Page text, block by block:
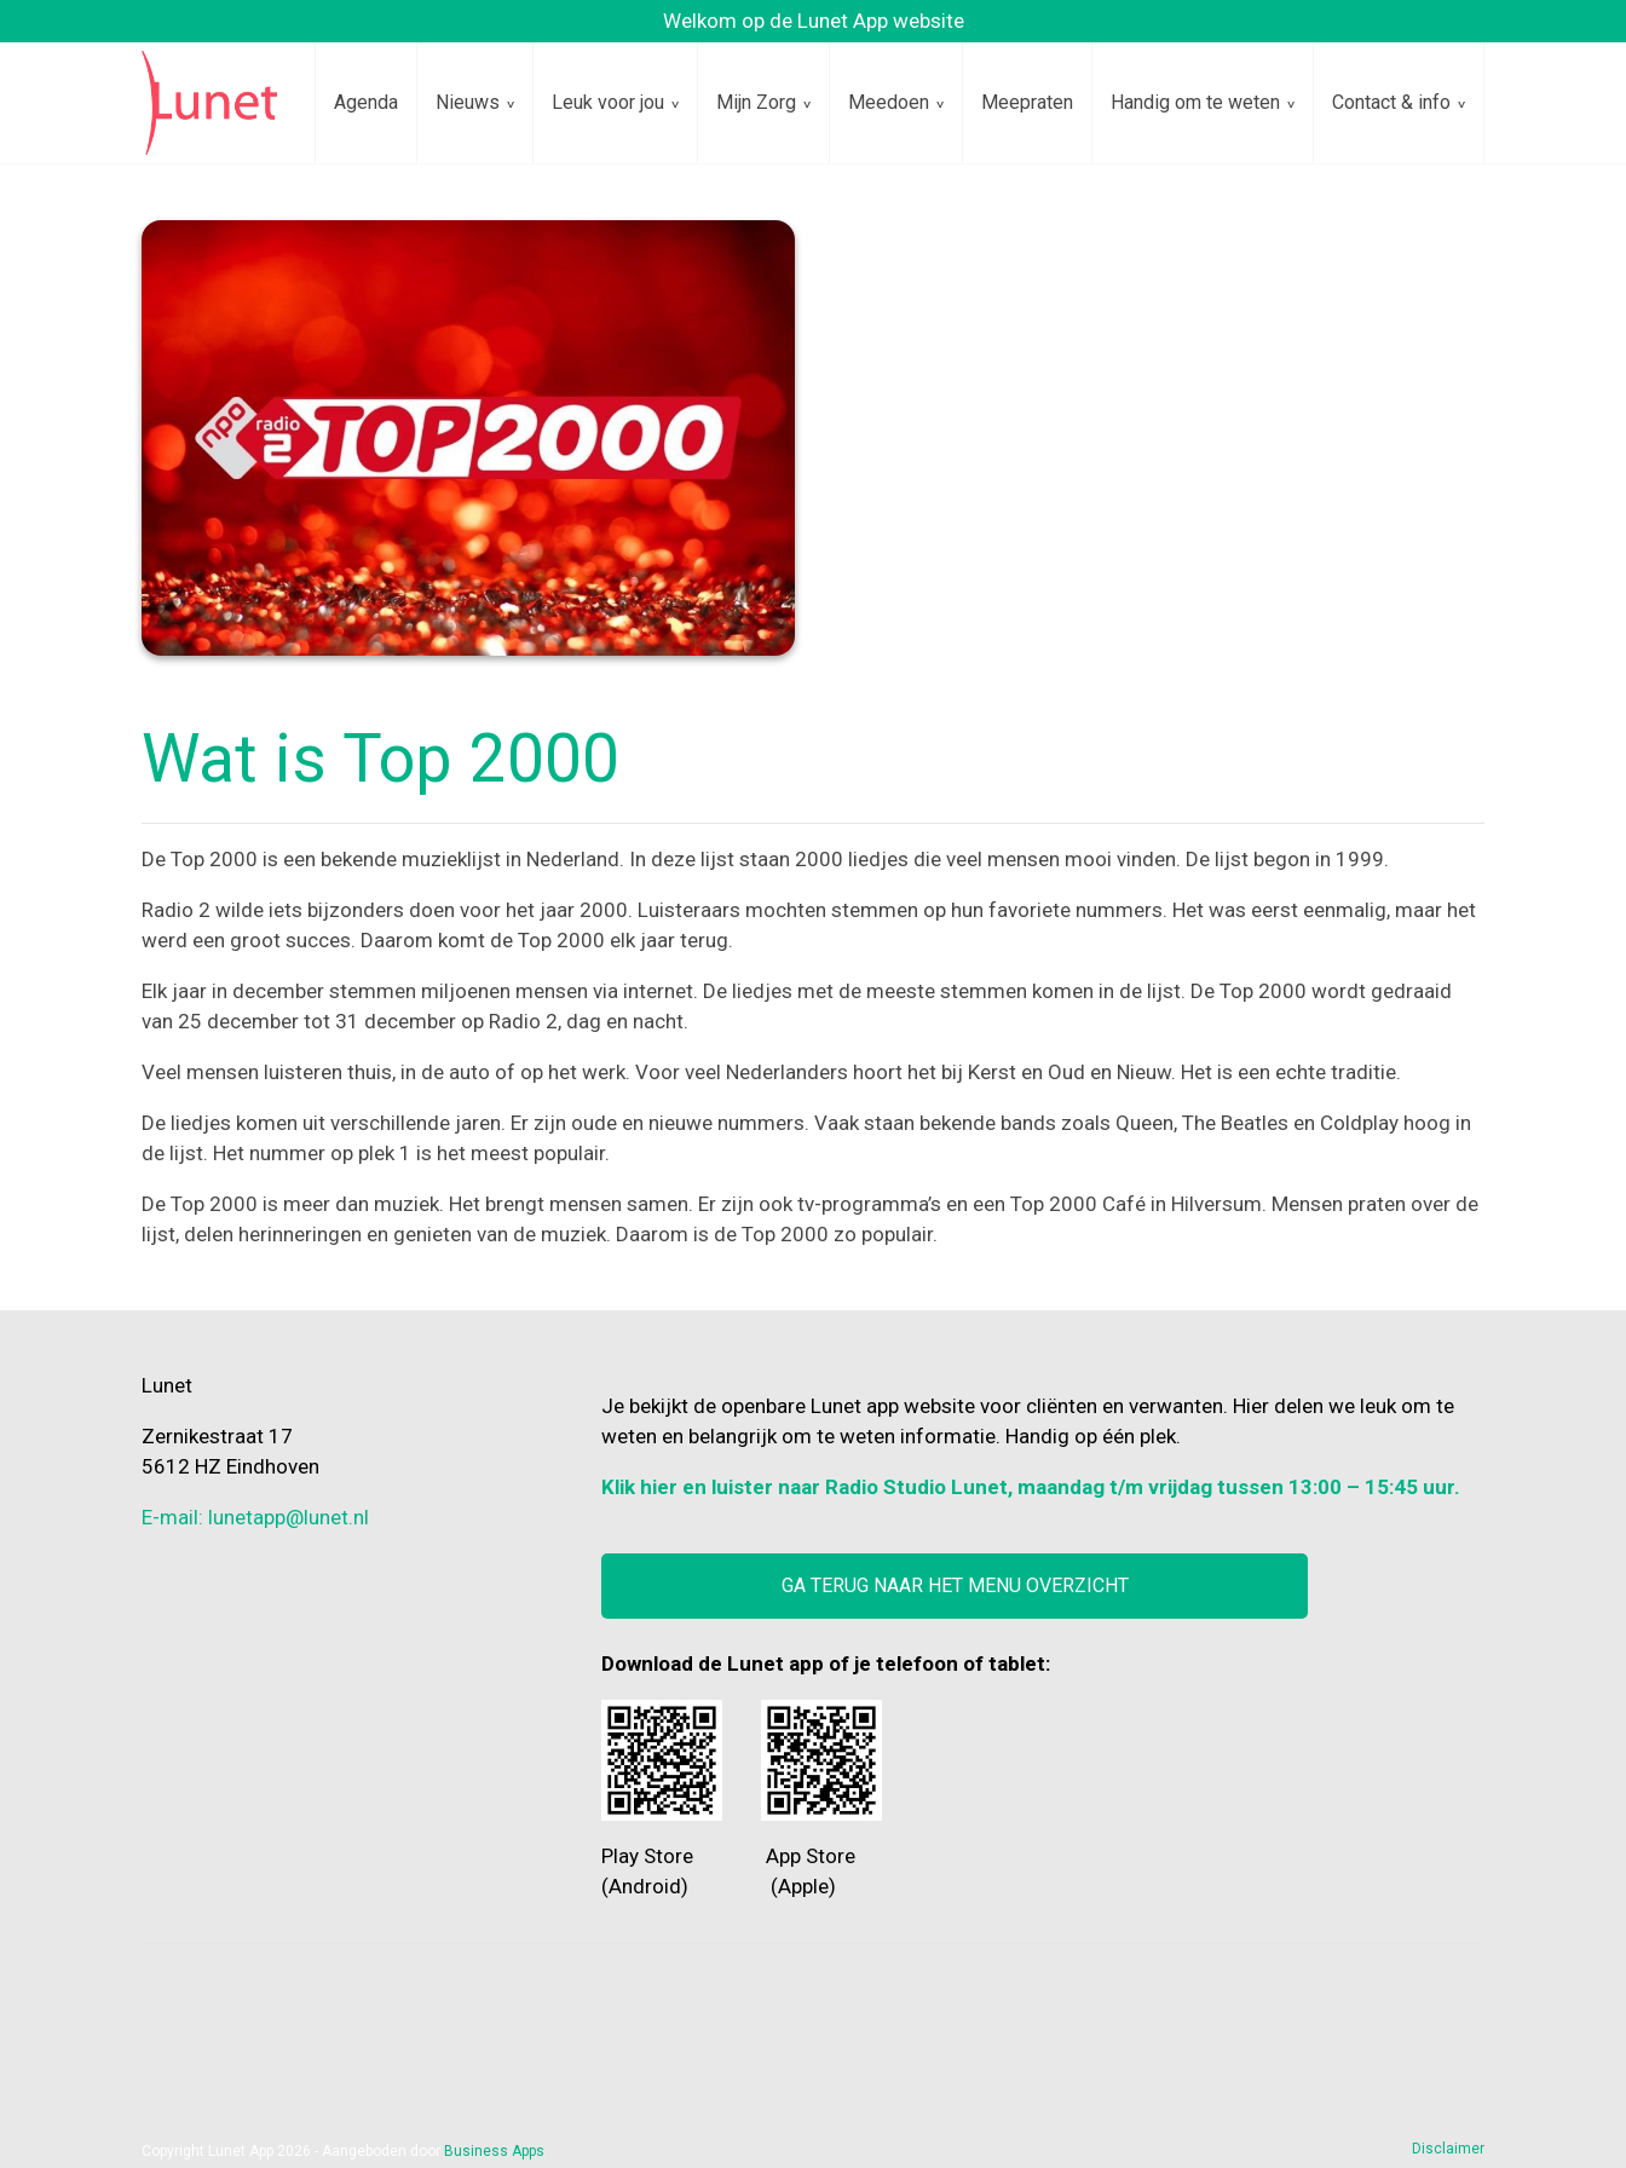
Welkom op de Lunet App website
Agenda Nieuws Leuk voor jou Mijn Zorg Meedoen Meepraten Handig om te weten Contact & info
Lees voor
Wat is Top 2000
De Top 2000 is een bekende muzieklijst in Nederland. In deze lijst staan 2000 liedjes die veel mensen mooi vinden. De lijst begon in 1999.
Radio 2 wilde iets bijzonders doen voor het jaar 2000. Luisteraars mochten stemmen op hun favoriete nummers. Het was eerst eenmalig, maar het
werd een groot succes. Daarom komt de Top 2000 elk jaar terug.
Elk jaar in december stemmen miljoenen mensen via internet. De liedjes met de meeste stemmen komen in de lijst. De Top 2000 wordt gedraaid
van 25 december tot 31 december op Radio 2, dag en nacht.
Veel mensen luisteren thuis, in de auto of op het werk. Voor veel Nederlanders hoort het bij Kerst en Oud en Nieuw. Het is een echte traditie.
De liedjes komen uit verschillende jaren. Er zijn oude en nieuwe nummers. Vaak staan bekende bands zoals Queen, The Beatles en Coldplay hoog in
de lijst. Het nummer op plek 1 is het meest populair.
De Top 2000 is meer dan muziek. Het brengt mensen samen. Er zijn ook tv-programma’s en een Top 2000 Café in Hilversum. Mensen praten over de
lijst, delen herinneringen en genieten van de muziek. Daarom is de Top 2000 zo populair.
Lunet
Zernikestraat 17
5612 HZ Eindhoven
E-mail: lunetapp@lunet.nl
Je bekijkt de openbare Lunet app website voor cliënten en verwanten. Hier delen we leuk om te
weten en belangrijk om te weten informatie. Handig op één plek.
Klik hier en luister naar Radio Studio Lunet, maandag t/m vrijdag tussen 13:00 – 15:45 uur.
GA TERUG NAAR HET MENU OVERZICHT
Download de Lunet app of je telefoon of tablet:
Play Store App Store
(Android) (Apple)
Business Apps Disclaimer